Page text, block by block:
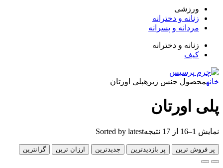
و دخترانه
و پسرانه
و دخترانه
جنس زیرهپلی اورتان
Sorted by latest
ترین پر بازدیدترین جدیدترین ارزان ترین گرانترین